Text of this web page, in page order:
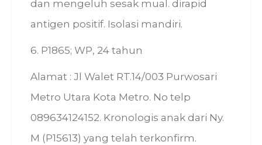
dan mengeluh sesak mual. dirapid
antigen positif. Isolasi mandiri.
6. P1865; WP, 24 tahun
Alamat : Jl Walet RT.14/003 Purwosari
Metro Utara Kota Metro. No telp
089634124152. Kronologis anak dari Ny.
M (P15613) yang telah terkonfirm.